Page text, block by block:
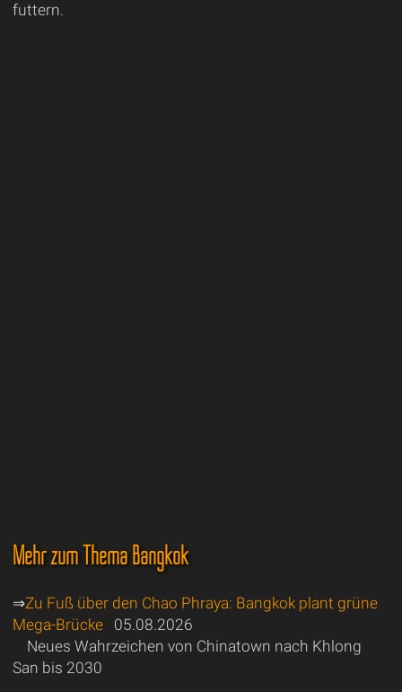
futtern.
Mehr zum Thema Bangkok
⇒Zu Fuß über den Chao Phraya: Bangkok plant grüne
Mega-Brücke05.08.2026
Neues Wahrzeichen von Chinatown nach Khlong
San bis 2030